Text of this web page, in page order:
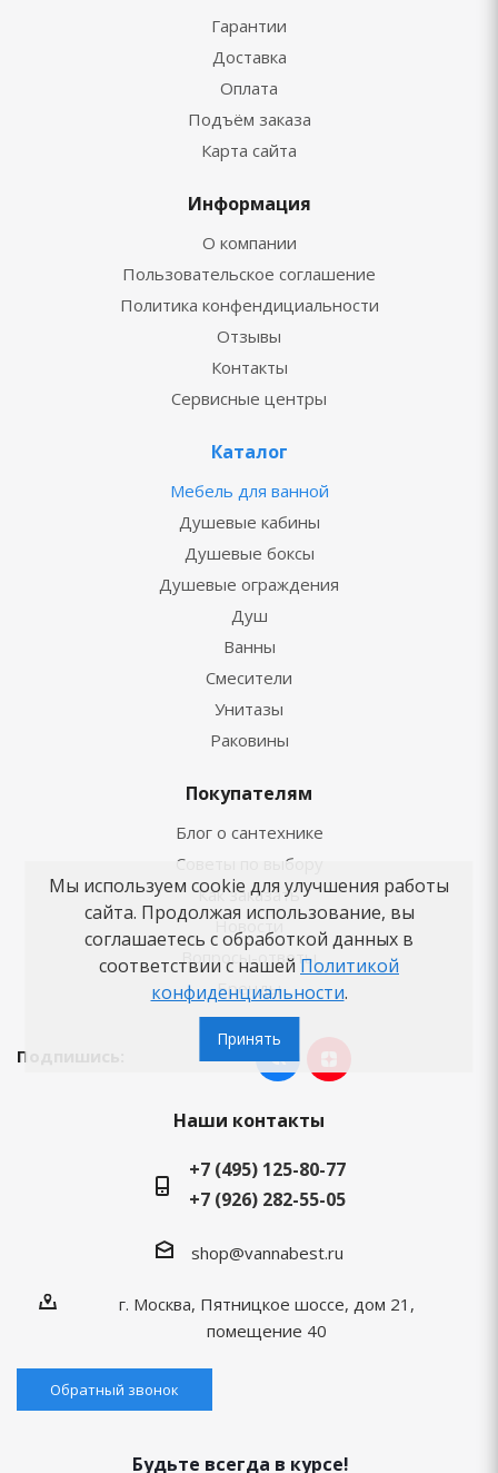
Гарантии
Доставка
Оплата
Подъём заказа
Карта сайта
Информация
О компании
Пользовательское соглашение
Политика конфендициальности
Отзывы
Контакты
Сервисные центры
Каталог
Мебель для ванной
Душевые кабины
Душевые боксы
Душевые ограждения
Душ
Ванны
Смесители
Унитазы
Раковины
Покупателям
Блог о сантехнике
Советы по выбору
Как заказать
Новости
Вопросы-ответы
Бренды
Подпишись:
Наши контакты
+7 (495) 125-80-77
+7 (926) 282-55-05
shop@vannabest.ru
г. Москва, Пятницкое шоссе, дом 21,
помещение 40
Обратный звонок
Будьте всегда в курсе!
Мы используем cookie для улучшения работы
сайта. Продолжая использование, вы
соглашаетесь с обработкой данных в
соответствии с нашей Политикой
конфиденциальности.
Принять